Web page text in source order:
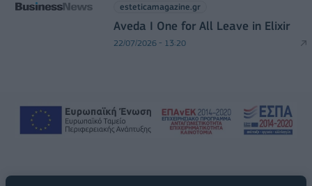
esteticamagazine.gr
Aveda I One for All Leave in Elixir
22/07/2026 - 13:20